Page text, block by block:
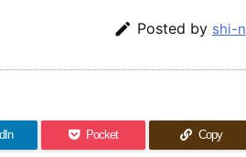
 Posted by shi-n
Pocket Copy